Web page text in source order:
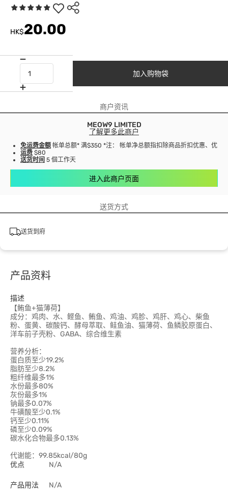
HK$20.00
加入购物袋
商户资讯
MEOW9 LIMITED
了解更多此商户
免运费金额 帐单总额* 满$350 *注： 帐单净总额指扣除商品折扣优惠、优惠
运费 $80
送货时间 5 個工作天
进入此商户页面
送货方式
送货到府
产品资料
描述
【鲔鱼+猫薄荷】
成分：鸡肉、水、鲣鱼、鲔鱼、鸡油、鸡胗、鸡肝、鸡心、柴鱼
粉、蛋黄、碳酸钙、酵母萃取、鲑鱼油、猫薄荷、鱼鳞胶原蛋白、
洋车前子壳粉、GABA、综合维生素
营养分析：
蛋白质至少19.2%
脂肪至少8.2%
粗纤维最多1%
水份最多80%
灰份最多1%
钠最多0.07%
牛磺酸至少0.1%
钙至少0.11%
磷至少0.09%
碳水化合物最多0.13%
代谢能：99.85kcal/80g
优点
N/A
产品用法 N/A